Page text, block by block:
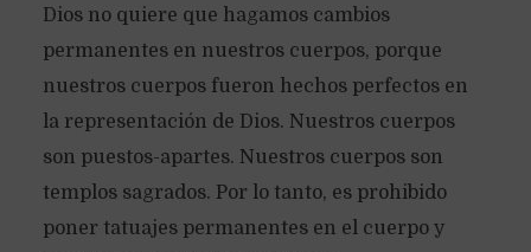
Dios no quiere que hagamos cambios
permanentes en nuestros cuerpos, porque
nuestros cuerpos fueron hechos perfectos en
la representación de Dios. Nuestros cuerpos
son puestos-apartes. Nuestros cuerpos son
templos sagrados. Por lo tanto, es prohibido
poner tatuajes permanentes en el cuerpo y